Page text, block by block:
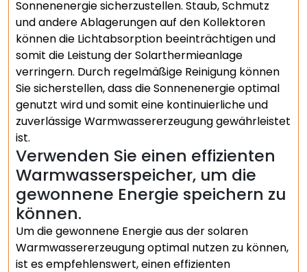
Sonnenenergie sicherzustellen. Staub, Schmutz
und andere Ablagerungen auf den Kollektoren
können die Lichtabsorption beeinträchtigen und
somit die Leistung der Solarthermieanlage
verringern. Durch regelmäßige Reinigung können
Sie sicherstellen, dass die Sonnenenergie optimal
genutzt wird und somit eine kontinuierliche und
zuverlässige Warmwassererzeugung gewährleistet
ist.
Verwenden Sie einen effizienten
Warmwasserspeicher, um die
gewonnene Energie speichern zu
können.
Um die gewonnene Energie aus der solaren
Warmwassererzeugung optimal nutzen zu können,
ist es empfehlenswert, einen effizienten